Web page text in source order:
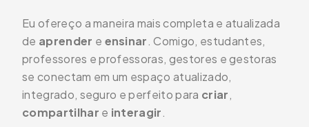
Eu ofereço a maneira mais completa e atualizada
de aprender e ensinar. Comigo, estudantes,
professores e professoras, gestores e gestoras
se conectam em um espaço atualizado,
integrado, seguro e perfeito para criar,
compartilhar e interagir.